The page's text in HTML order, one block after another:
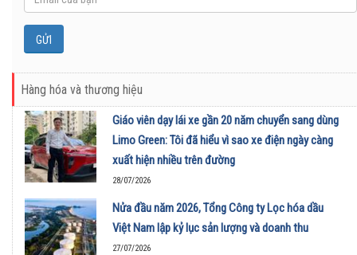
Hàng hóa và thương hiệu
Giáo viên dạy lái xe gần 20 năm chuyển sang dùng
Limo Green: Tôi đã hiểu vì sao xe điện ngày càng
xuất hiện nhiều trên đường
28/07/2026
Nửa đầu năm 2026, Tổng Công ty Lọc hóa dầu
Việt Nam lập kỷ lục sản lượng và doanh thu
27/07/2026